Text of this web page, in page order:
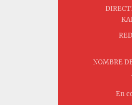
NOMBRE
En